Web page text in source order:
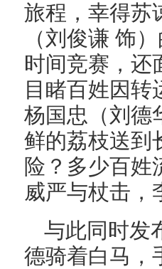
旅程，幸得苏
（刘俊谦 饰
时间竞赛，还
目睹百姓因
杨国忠（刘德
鲜的荔枝送到
险？多少百姓
威严与杖击，
与此同时发
德骑着白马，